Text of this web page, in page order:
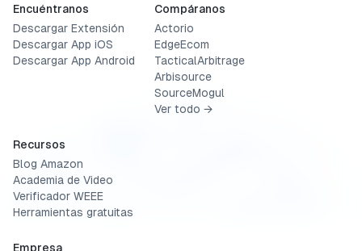
Encuéntranos
Descargar Extensión
Descargar App iOS
Descargar App Android
Compáranos
Actorio
EdgeEcom
TacticalArbitrage
Arbisource
SourceMogul
Ver todo →
Recursos
Blog Amazon
Academia de Video
Verificador WEEE
Herramientas gratuitas
Empresa